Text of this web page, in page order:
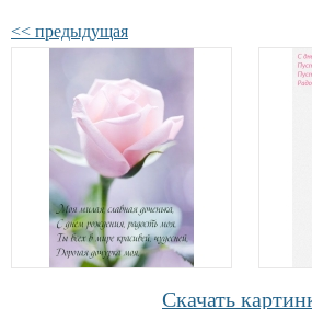
<< предыдущая
Скачать